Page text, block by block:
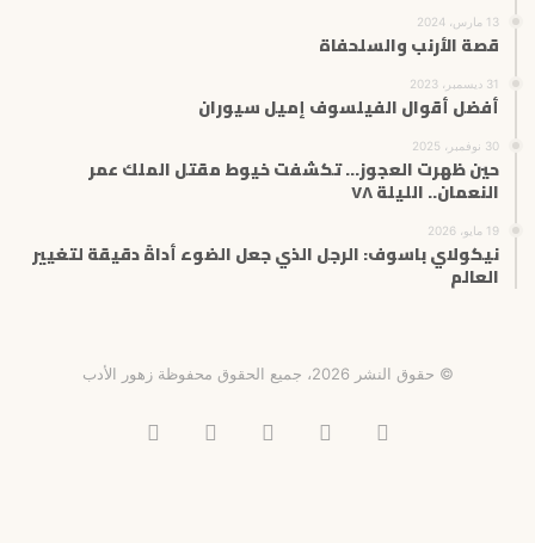
13 مارس، 2024
قصة الأرنب والسلحفاة
31 ديسمبر، 2023
أفضل أقوال الفيلسوف إميل سيوران
30 نوفمبر، 2025
حين ظهرت العجوز… تكشفت خيوط مقتل الملك عمر
النعمان.. الليلة ٧٨
19 مايو، 2026
نيكولاي باسوف: الرجل الذي جعل الضوء أداةً دقيقة لتغيير
العالم
© حقوق النشر 2026، جميع الحقوق محفوظة زهور الأدب
فيسبوك انستقرامتيلقرام